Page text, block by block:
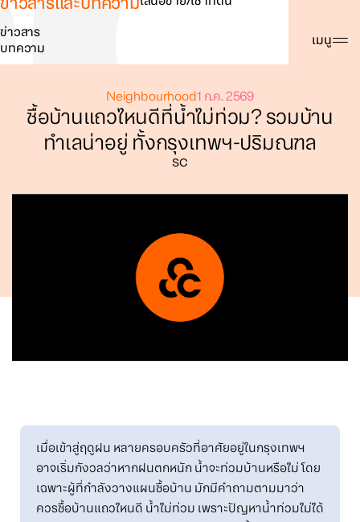
ค้นหา เมนู
ข่าวสาร
บทความ
Neighbourhood1 ก.ค. 2569
ซื้อบ้านแถวไหนดีที่น้ำไม่ท่วม? รวมบ้าน
ทำเลน่าอยู่ ทั้งกรุงเทพฯ-ปริมณฑล
SC
เมื่อเข้าสู่ฤดูฝน หลายครอบครัวที่อาศัยอยู่ในกรุงเทพฯ
อาจเริ่มกังวลว่าหากฝนตกหนัก น้ำจะท่วมบ้านหรือไม่ โดย
เฉพาะผู้ที่กำลังวางแผนซื้อบ้าน มักมีคำถามตามมาว่า
ควรซื้อบ้านแถวไหนดี น้ำไม่ท่วม เพราะปัญหาน้ำท่วมไม่ได้